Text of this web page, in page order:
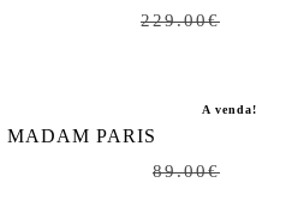
229.00€
A venda!
MADAM PARIS
89.00€